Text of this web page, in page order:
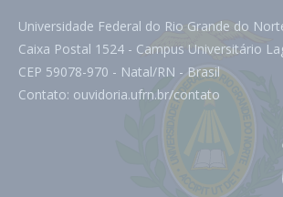
Universidade Federal do Rio Grande do
Caixa Postal 1524 - Campus Universitário
CEP 59078-970 - Natal/RN - Brasil
Contato: ouvidoria.ufrn.br/contato